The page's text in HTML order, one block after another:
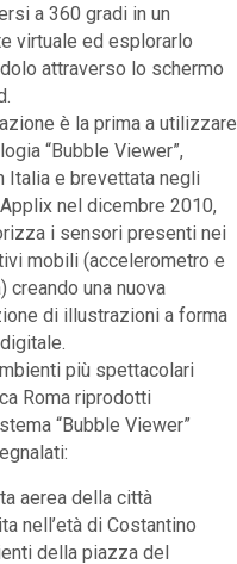
a 360 gradi in un
virtuale ed esplorarlo
attraverso lo schermo
è la prima a utilizzare
“Bubble Viewer”,
Italia e brevettata negli
nel dicembre 2010,
i sensori presenti nei
mobili (accelerometro e
creando una nuova
di illustrazioni a forma
più spettacolari
Roma riprodotti
“Bubble Viewer”
aerea della città
nell’età di Costantino
della piazza del